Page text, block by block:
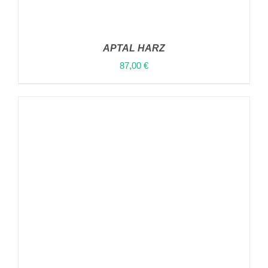
APTAL HARZ
87,00 €